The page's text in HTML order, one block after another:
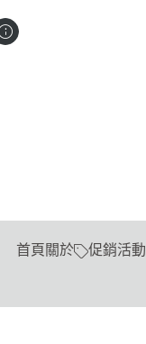
首頁 關於 促銷活動